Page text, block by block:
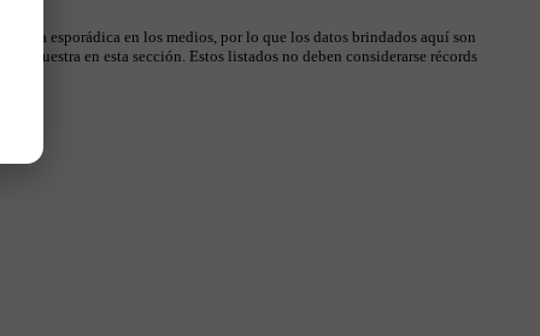
esporádica en los medios, por lo que los datos brindados aquí son
muestra en esta sección. Estos listados no deben considerarse récords